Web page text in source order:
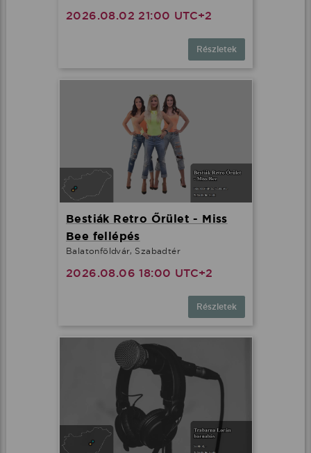
2026.08.02 21:00 UTC+2
Részletek
Bestiák Retro Őrület - Miss
Bee fellépés
Balatonföldvár, Szabadtér
2026.08.06 18:00 UTC+2
Részletek